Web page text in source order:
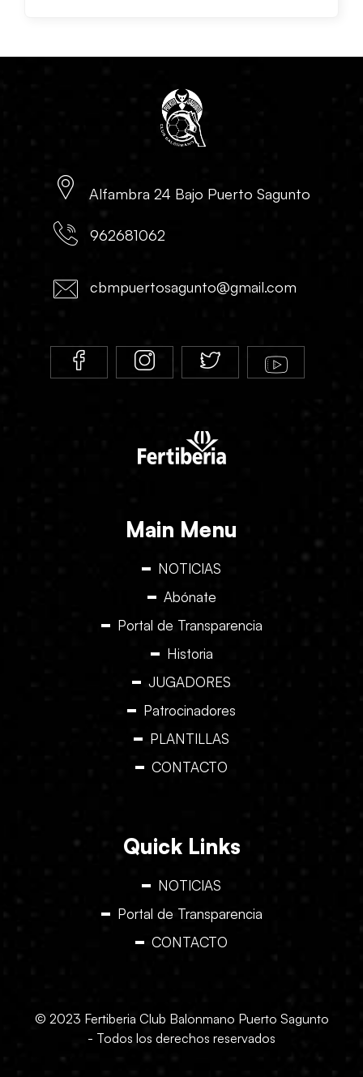
Alfambra 24 Bajo Puerto Sagunto
962681062
cbmpuertosagunto@gmail.com
Main Menu
NOTICIAS
Abónate
Portal de Transparencia
Historia
JUGADORES
Patrocinadores
PLANTILLAS
CONTACTO
Quick Links
NOTICIAS
Portal de Transparencia
CONTACTO
© 2023 Fertiberia Club Balonmano Puerto Sagunto
- Todos los derechos reservados